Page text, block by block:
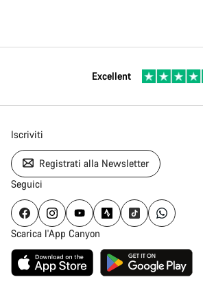
Excellent
Iscriviti
Registrati alla Newsletter
Seguici
Scarica l'App Canyon